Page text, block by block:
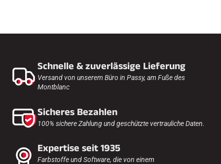
Schnelle & zuverlässige Lieferung
Versand von unserem Büro in Passy, am Fuße des
Montblanc
Sicheres Bezahlen
100% sichere Zahlung und geschützte vertrauliche Daten.
Expertise seit 1935
Farbstoffe und Software, die von einem